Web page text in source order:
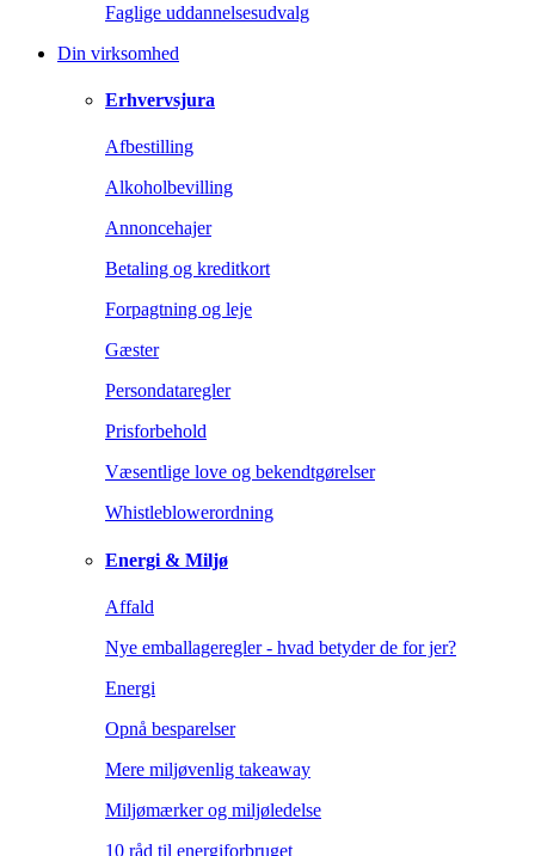
Faglige uddannelsesudvalg
Din virksomhed
Erhvervsjura
Afbestilling
Alkoholbevilling
Annoncehajer
Betaling og kreditkort
Forpagtning og leje
Gæster
Persondataregler
Prisforbehold
Væsentlige love og bekendtgørelser
Whistleblowerordning
Energi & Miljø
Affald
Nye emballageregler - hvad betyder de for jer?
Energi
Opnå besparelser
Mere miljøvenlig takeaway
Miljømærker og miljøledelse
10 råd til energiforbruget